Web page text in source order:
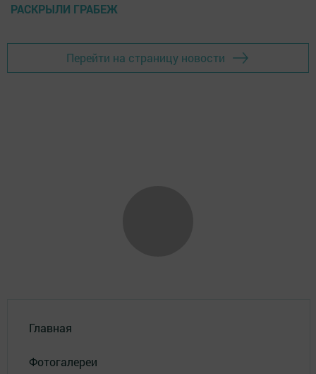
РАСКРЫЛИ ГРАБЕЖ
Перейти на страницу новости
Главная
Фотогалереи